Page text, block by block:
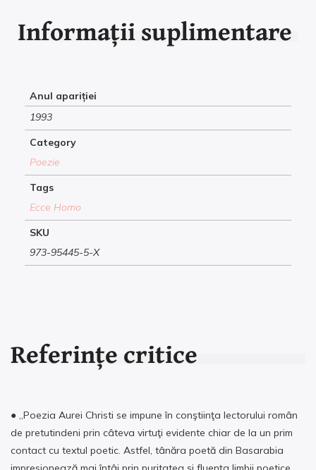
Informații suplimentare
Anul apariției
1993
Category
Poezie
Tags
Ecce Homo
SKU
973-95445-5-X
Referințe critice
● „Poezia Aurei Christi se impune în conştiinţa lectorului român
de pretutindeni prin câteva virtuţi evidente chiar de la un prim
contact cu textul poetic. Astfel, tânăra poetă din Basarabia